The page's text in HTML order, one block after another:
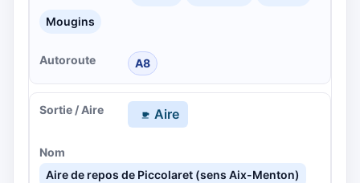
Mougins
A8
Aire
Aire de repos de Piccolaret (sens Aix-Menton)